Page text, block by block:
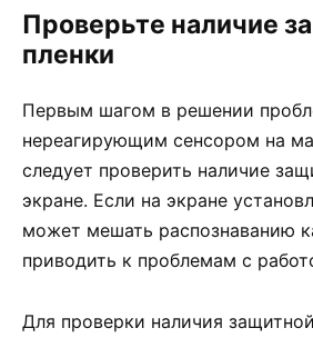
Проверьте наличие
пленки
Первым шагом в решении
нереагирующим сенсором на
следует проверить наличие
экране. Если на экране
может мешать распознаванию
приводить к проблемам с
Для проверки наличия